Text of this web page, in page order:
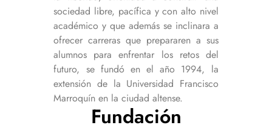
sociedad libre, pacífica y con alto nivel
académico y que además se inclinara a
ofrecer carreras que prepararen a sus
alumnos para enfrentar los retos del
futuro, se fundó en el año 1994, la
extensión de la Universidad Francisco
Marroquín en la ciudad altense.
Fundación